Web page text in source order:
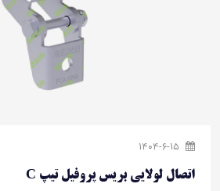
اتصال لولایی بریس پروفیل تیپ C